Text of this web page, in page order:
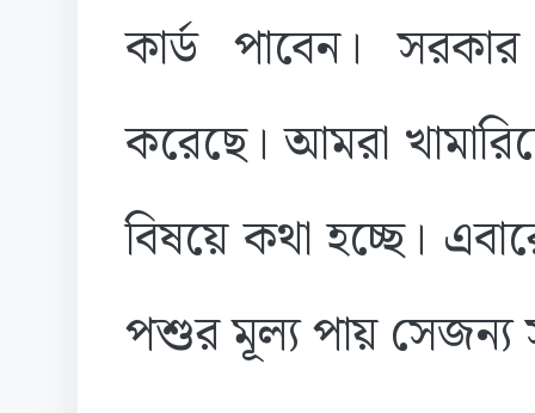
কার্ড পাবেন।
করেছে। আমরা
বিষয়ে কথা হচ্ছে।
পশুর মূল্য পায়